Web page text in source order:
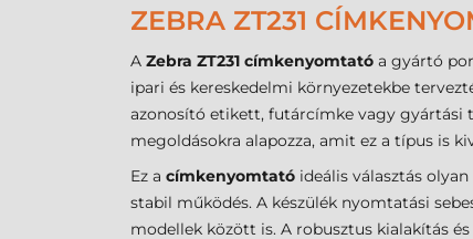
ZEBRA ZT231
A Zebra ZT231 címkenyomtató a gyártó
ipari és kereskedelmi környezetekbe
azonosító etikett, futárcímke vagy gyártási
megoldásokra alapozza, amit ez a típus is
Ez a címkenyomtató ideális választás olyan
stabil működés. A készülék nyomtatási
modellek között is. A robusztus kialakítás